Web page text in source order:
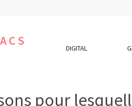
DIGITAL
pour